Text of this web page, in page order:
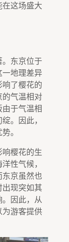
这场盛大
东京位于
一地理差异
了樱花的
的气温相对
于气温相
。因此，
。
樱花的生
性气候，
京虽然也
现突如其
因此，从
为游客提供